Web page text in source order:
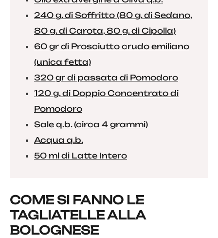
240 g. di Soffritto (80 g. di Sedano,
80 g. di Carota, 80 g. di Cipolla)
60 gr di Prosciutto crudo emiliano
(unica fetta)
320 gr di passata di Pomodoro
120 g. di Doppio Concentrato di
Pomodoro
Sale q.b. (circa 4 grammi)
Acqua q.b.
50 ml di Latte Intero
COME SI FANNO LE
TAGLIATELLE ALLA
BOLOGNESE